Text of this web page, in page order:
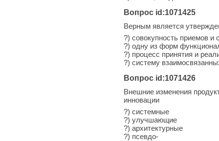
Вопрос id:1071425
Верным является
?) совокупность приемов и
?) одну из форм
?) процесс принятия и
?) систему
Вопрос id:1071426
Внешние изменения
инновации
?) системные
?) улучшающие
?) архитектурные
?) псевдо-